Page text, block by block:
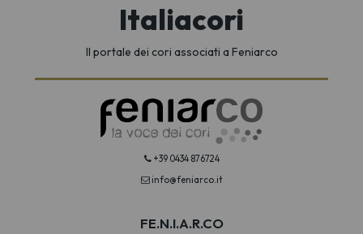
Italiacori
Il portale dei cori associati a Feniarco
+39 0434 876724
info@feniarco.it
FE.N.I.A.R.CO